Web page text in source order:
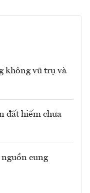
không vũ trụ và
đất hiếm chưa
nguồn cung